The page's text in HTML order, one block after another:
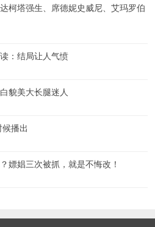
柯塔强生、席德妮史威尼、艾玛罗伯
：结局让人气愤
貌美大长腿迷人
播出
嫖娼三次被抓，就是不悔改！